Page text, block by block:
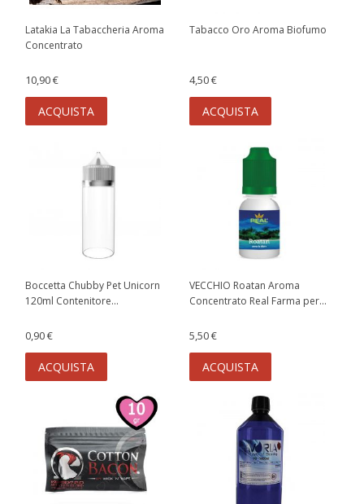
Latakia La Tabaccheria Aroma
Concentrato
10,90 €
ACQUISTA
Tabacco Oro Aroma Biofumo
4,50 €
ACQUISTA
Boccetta Chubby Pet Unicorn
120ml Contenitore...
0,90 €
ACQUISTA
VECCHIO Roatan Aroma
Concentrato Real Farma per...
5,50 €
ACQUISTA